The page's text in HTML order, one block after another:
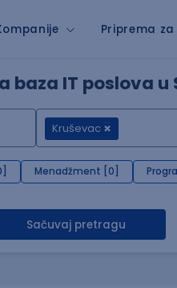
Priprema
baza IT poslova u
Kruševac
Menadžment [0]
Sačuvaj pretragu